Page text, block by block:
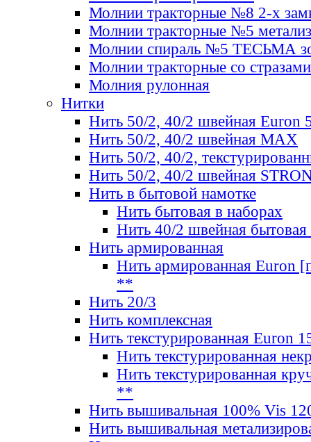
Молнии тракторные №8 2-х
Молнии тракторные №5
Молнии спираль №5 ТЕСЬМА
Молнии тракторные со стразами
Молния рулонная
Нитки
Нить 50/2, 40/2 швейная Euron
Нить 50/2, 40/2 швейная МАХ
Нить 50/2, 40/2,
Нить 50/2, 40/2 швейная
Нить в бытовой намотке
Нить бытовая в наборах
Нить 40/2 швейная бытовая
Нить армированная
Нить армированная Euron
**
Нить 20/3
Нить комплексная
Нить текстурированная Euron
Нить текстурированная
Нить текстурированная
**
Нить вышивальная 100% Vis
Нить вышивальная